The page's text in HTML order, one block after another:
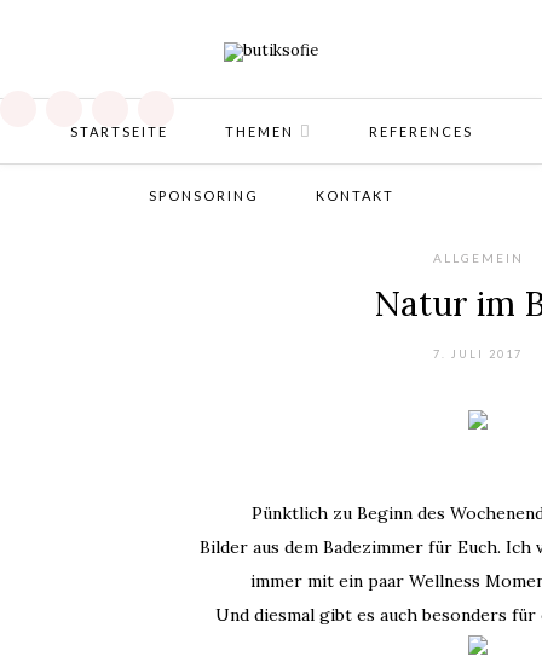
STARTSEITE THEMEN REFERENCES
SPONSORING KONTAKT
ALLGEMEIN
Natur im
7. JULI 2017
Pünktlich zu Beginn des
Bilder aus dem Badezimmer für Euch. Ich
immer mit ein paar Wellness
Und diesmal gibt es auch besonders für